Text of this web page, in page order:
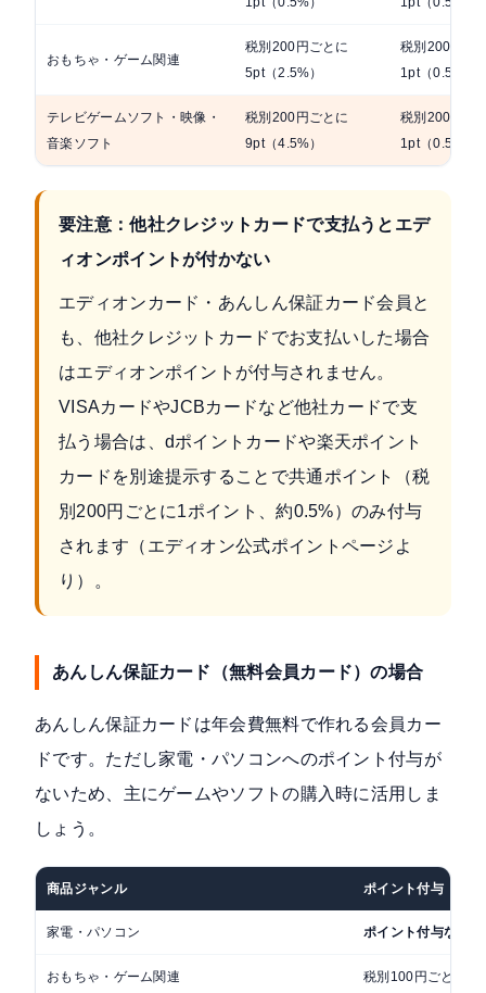
おもちゃ・ゲーム関連
税別200円ごとに
5pt（2.5%）
税別200円ご
1pt（0.5%）
テレビゲームソフト・映像・
音楽ソフト
税別200円ごとに
9pt（4.5%）
税別200円ご
1pt（0.5%）
要注意：他社クレジットカードで支払うとエデ
ィオンポイントが付かない
エディオンカード・あんしん保証カード会員と
も、他社クレジットカードでお支払いした場合
はエディオンポイントが付与されません。
VISAカードやJCBカードなど他社カードで支
払う場合は、dポイントカードや楽天ポイント
カードを別途提示することで共通ポイント（税
別200円ごとに1ポイント、約0.5%）のみ付与
されます（ エディオン公式ポイントページ よ
り）。
あんしん保証カード（無料会員カード）の場合
あんしん保証カードは年会費無料で作れる会員カー
ドです。ただし家電・パソコンへのポイント付与が
ないため、主にゲームやソフトの購入時に活用しま
しょう。
商品ジャンル ポイント付与
家電・パソコン ポイント付与なし
おもちゃ・ゲーム関連 税別100円ごとに3